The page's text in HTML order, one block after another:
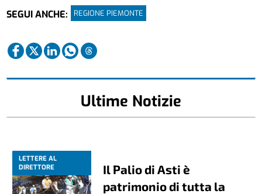
SEGUI ANCHE:
REGIONE PIEMONTE
Ultime Notizie
LETTERE AL
DIRETTORE
Il Palio di Asti è
patrimonio di tutta la